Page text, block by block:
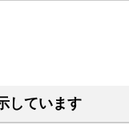
しています